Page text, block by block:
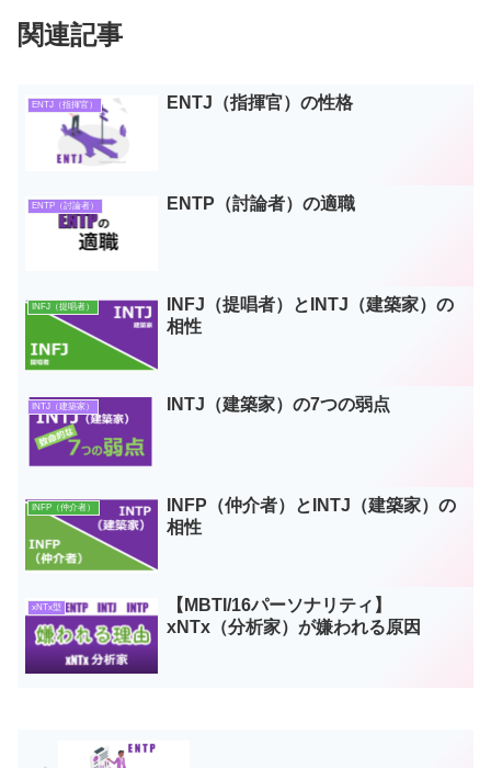
関連記事
ENTJ（指揮官） ENTJ（指揮官）の性格
ENTP（討論者） ENTP（討論者）の適職
INFJ（提唱者）
INFJ（提唱者）とINTJ（建築家）の
相性
INTJ（建築家） INTJ（建築家）の7つの弱点
INFP（仲介者）
INFP（仲介者）とINTJ（建築家）の
相性
xNTx型
【MBTI/16パーソナリティ】
xNTx（分析家）が嫌われる原因